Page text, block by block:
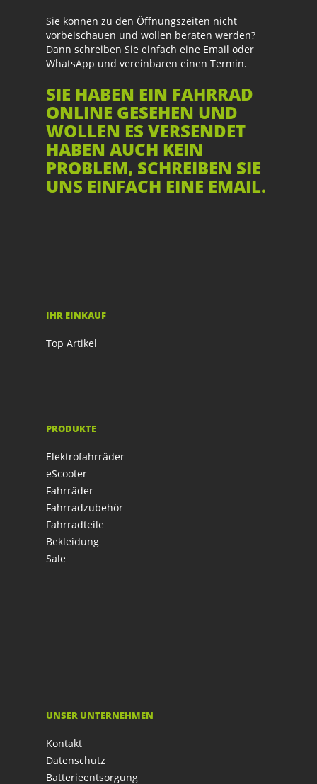
Sie können zu den Öffnungszeiten nicht
vorbeischauen und wollen beraten werden?
Dann schreiben Sie einfach eine Email oder
WhatsApp und vereinbaren einen Termin.
SIE HABEN EIN FAHRRAD
ONLINE GESEHEN UND
WOLLEN ES VERSENDET
HABEN AUCH KEIN
PROBLEM, SCHREIBEN SIE
UNS EINFACH EINE EMAIL.
IHR EINKAUF
Top Artikel
PRODUKTE
Elektrofahrräder
eScooter
Fahrräder
Fahrradzubehör
Fahrradteile
Bekleidung
Sale
UNSER UNTERNEHMEN
Kontakt
Datenschutz
Batterieentsorgung